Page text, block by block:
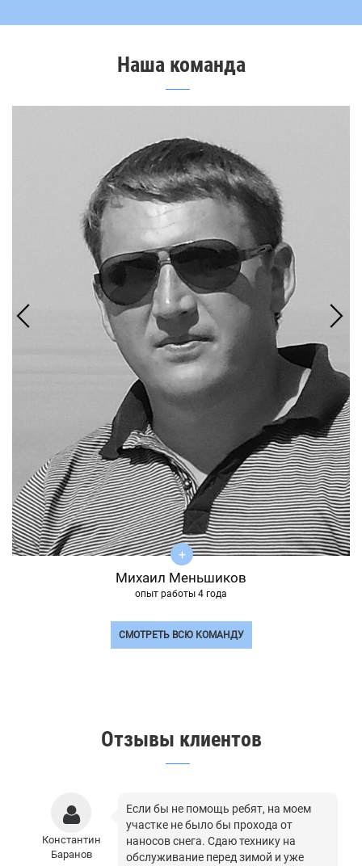
Наша команда
Михаил Меньшиков
опыт работы 4 года
СМОТРЕТЬ ВСЮ КОМАНДУ
Отзывы клиентов
Константин
Баранов
Если бы не помощь ребят, на моем
участке не было бы прохода от
наносов снега. Сдаю технику на
обслуживание перед зимой и уже